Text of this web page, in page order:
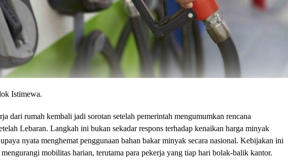
Istimewa.
dari rumah kembali jadi sorotan setelah pemerintah mengumumkan rencana
Lebaran. Langkah ini bukan sekadar respons terhadap kenaikan harga minyak
nyata menghemat penggunaan bahan bakar minyak secara nasional. Kebijakan ini
mobilitas harian, terutama para pekerja yang tiap hari bolak-balik kantor.